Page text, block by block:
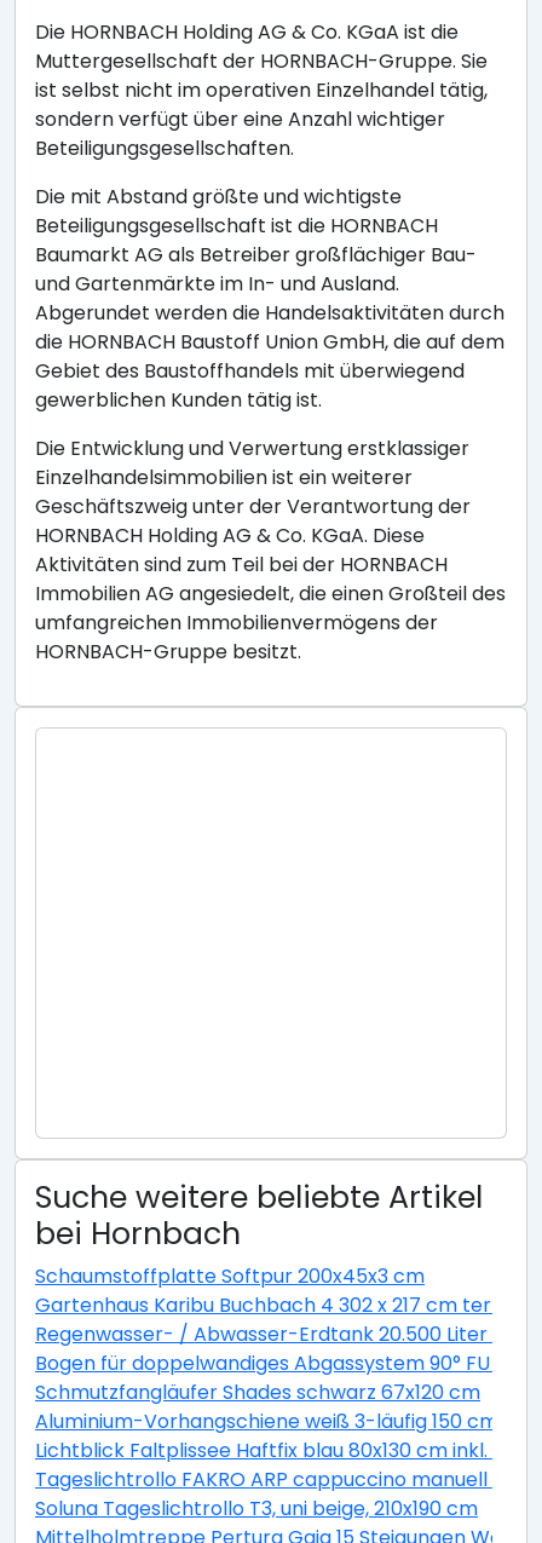
Die HORNBACH Holding AG & Co. KGaA ist die
Muttergesellschaft der HORNBACH-Gruppe. Sie
ist selbst nicht im operativen Einzelhandel tätig,
sondern verfügt über eine Anzahl wichtiger
Beteiligungsgesellschaften.
Die mit Abstand größte und wichtigste
Beteiligungsgesellschaft ist die HORNBACH
Baumarkt AG als Betreiber großflächiger Bau-
und Gartenmärkte im In- und Ausland.
Abgerundet werden die Handelsaktivitäten durch
die HORNBACH Baustoff Union GmbH, die auf dem
Gebiet des Baustoffhandels mit überwiegend
gewerblichen Kunden tätig ist.
Die Entwicklung und Verwertung erstklassiger
Einzelhandelsimmobilien ist ein weiterer
Geschäftszweig unter der Verantwortung der
HORNBACH Holding AG & Co. KGaA. Diese
Aktivitäten sind zum Teil bei der HORNBACH
Immobilien AG angesiedelt, die einen Großteil des
umfangreichen Immobilienvermögens der
HORNBACH-Gruppe besitzt.
Suche weitere beliebte Artikel
bei Hornbach
Schaumstoffplatte Softpur 200x45x3 cm
Gartenhaus Karibu Buchbach 4 302 x 217 cm
Regenwasser- / Abwasser-Erdtank 20.500 Liter GVT
Bogen für doppelwandiges Abgassystem 90° FU
Schmutzfangläufer Shades schwarz 67x120 cm
Aluminium-Vorhangschiene weiß 3-läufig 150 cm
Lichtblick Faltplissee Haftfix blau 80x130 cm inkl.
Tageslichtrollo FAKRO ARP cappuccino manuell
Soluna Tageslichtrollo T3, uni beige, 210x190 cm